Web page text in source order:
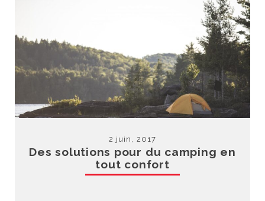
2 juin, 2017
Des solutions pour du camping en
tout confort